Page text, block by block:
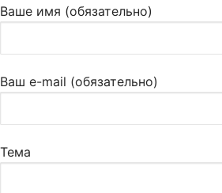
Ваше имя (обязательно)
Ваш e-mail (обязательно)
Тема